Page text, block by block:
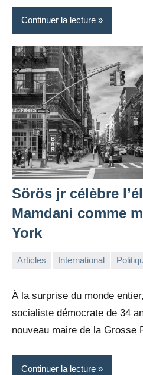
Continuer la lecture
Sörös jr célèbre
Mamdani comme
York
Articles International
À la surprise du monde
socialiste démocrate de 34
nouveau maire de la
Continuer la lecture